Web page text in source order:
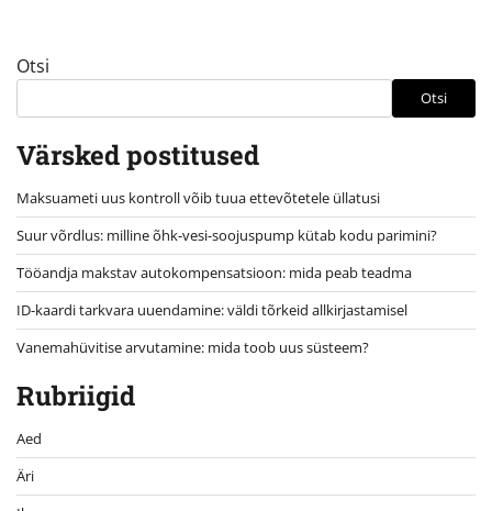
Otsi
Otsi
Värsked postitused
Maksuameti uus kontroll võib tuua ettevõtetele üllatusi
Suur võrdlus: milline õhk-vesi-soojuspump kütab kodu parimini?
Tööandja makstav autokompensatsioon: mida peab teadma
ID-kaardi tarkvara uuendamine: väldi tõrkeid allkirjastamisel
Vanemahüvitise arvutamine: mida toob uus süsteem?
Rubriigid
Aed
Äri